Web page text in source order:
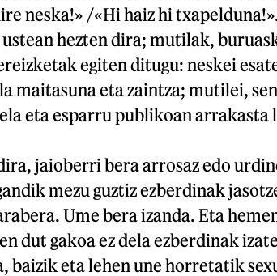
neska!» /«Hi haiz hi
hezten dira; mutilak,
egiten ditugu: neskei
maitasuna eta zaintza; mutilei,
eta esparru publikoan arrakasta
jaioberri bera arrosaz edo
mezu guztiz ezberdinak
Ume bera izanda. Eta
dut gakoa ez dela ezberdinak
baizik eta lehen une horretatik